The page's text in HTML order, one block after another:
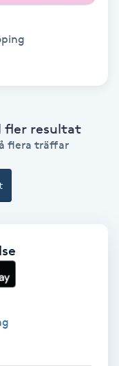
fler resultat
flera träffar